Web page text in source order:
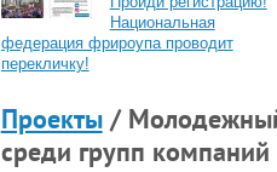
Национальная
федерация фрироупа проводит
перекличку!
Проекты/
среди групп